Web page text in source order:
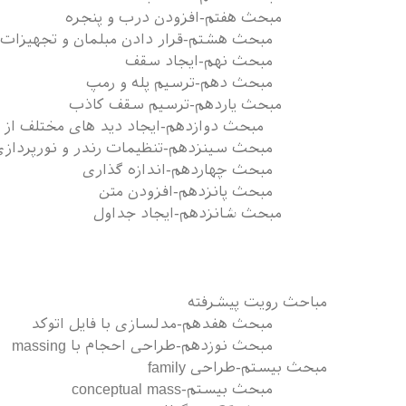
مبحث هفتم-افزودن درب و پنجره
مبحث هشتم-قرار دادن مبلمان و تجهیزات
مبحث نهم-ایجاد سقف
مبحث دهم-ترسیم پله و رمپ
مبحث یاردهم-ترسیم سقف کاذب
مبحث دوازدهم-ایجاد دید های مختلف از
مبحث سینزدهم-تنظیمات رندر و
مبحث چهاردهم-اندازه گذاری
مبحث پانزدهم-افزودن متن
مبحث شانزدهم-ایجاد جداول
مباحث رویت پیشرفته
مبحث هفدهم-مدلسازی با فایل اتوکد
مبحث نوزدهم-طراحی احجام با massing
مبحث بیستم-طراحی family
مبحث بیستم-conceptual mass